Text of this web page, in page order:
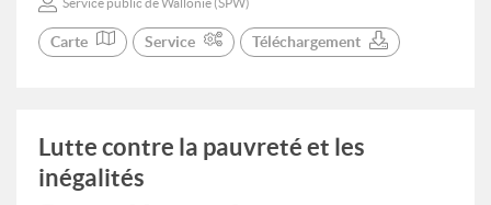
Carte Service Téléchargement
Lutte contre la pauvreté et les
inégalités